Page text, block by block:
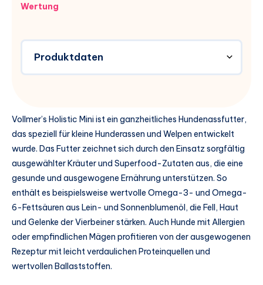
Wertung
Produktdaten
Vollmer’s Holistic Mini ist ein ganzheitliches Hundenassfutter,
das speziell für kleine Hunderassen und Welpen entwickelt
wurde. Das Futter zeichnet sich durch den Einsatz sorgfältig
ausgewählter Kräuter und Superfood-Zutaten aus, die eine
gesunde und ausgewogene Ernährung unterstützen. So
enthält es beispielsweise wertvolle Omega-3- und Omega-
6-Fettsäuren aus Lein- und Sonnenblumenöl, die Fell, Haut
und Gelenke der Vierbeiner stärken. Auch Hunde mit Allergien
oder empfindlichen Mägen profitieren von der ausgewogenen
Rezeptur mit leicht verdaulichen Proteinquellen und
wertvollen Ballaststoffen.